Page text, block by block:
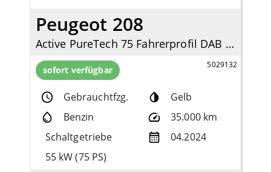
Peugeot 208
Active PureTech 75 Fahrerprofil DAB SHZ Keyless Spurhalteass. Verkehrszeichenerk.
sofort verfügbar 5029132
Gebrauchtfzg.
Gelb
Benzin
35.000 km
Schaltgetriebe
04.2024
55 kW (75 PS)